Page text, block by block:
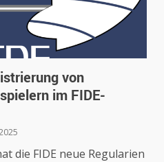
von
im FIDE-
die FIDE neue Regularien